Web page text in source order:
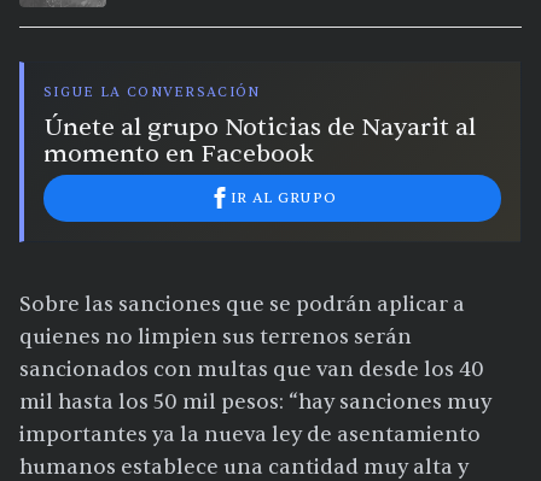
SIGUE LA CONVERSACIÓN
Únete al grupo Noticias de Nayarit al
momento en Facebook
IR AL GRUPO
Sobre las sanciones que se podrán aplicar a
quienes no limpien sus terrenos serán
sancionados con multas que van desde los 40
mil hasta los 50 mil pesos: “hay sanciones muy
importantes ya la nueva ley de asentamiento
humanos establece una cantidad muy alta y